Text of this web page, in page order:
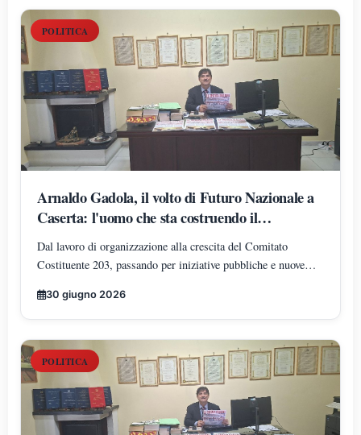
Filosofia e Pedagogia.
POLITICA
Arnaldo Gadola, il volto di Futuro Nazionale a
Caserta: l'uomo che sta costruendo il
radicamento del movimento sul territorio
Dal lavoro di organizzazione alla crescita del Comitato
Costituente 203, passando per iniziative pubbliche e nuove
dell'espansione di Futuro Nazionale nella provincia di Caserta.
30 giugno 2026
POLITICA